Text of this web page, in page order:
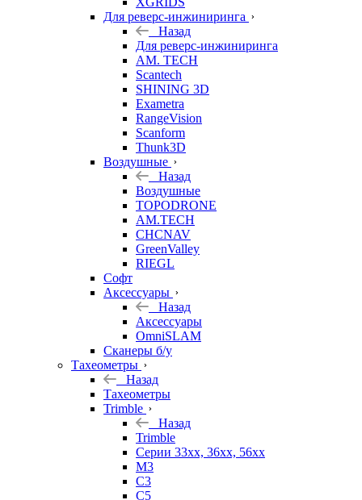
Для реверс-инжиниринга
Назад
Для реверс-инжиниринга
AM. TECH
Scantech
SHINING 3D
Exametra
RangeVision
Scanform
Thunk3D
Воздушные
Назад
Воздушные
TOPODRONE
AM.TECH
CHCNAV
GreenValley
RIEGL
Софт
Аксессуары
Назад
Аксессуары
OmniSLAM
Сканеры б/у
Тахеометры
Назад
Тахеометры
Trimble
Назад
Trimble
Серии 33xx, 36xx, 56xx
M3
C3
C5